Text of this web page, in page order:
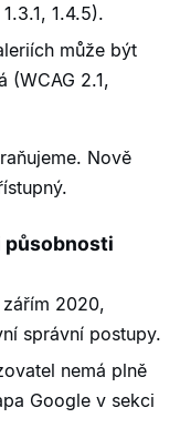
1.4.5).
může být
(WCAG 2.1,
Nově
působnosti
2020,
správní postupy.
nemá plně
Google v sekci